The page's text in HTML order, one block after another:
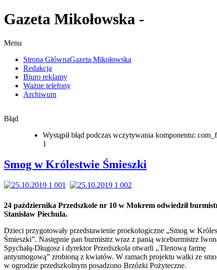
Gazeta Mikołowska -
Menu
Strona GłównaGazeta Mikołowska
Redakcja
Biuro reklamy
Ważne telefony
Archiwum
Błąd
Wystąpił błąd podczas wczytywania komponentu:
1
Smog w Królestwie Śmieszki
24 października Przedszkole nr 10 w Mokrem odwiedził
Stanisław Piechula.
Dzieci przygotowały przedstawienie proekologiczne „Smog w
Śmieszki”. Następnie pan burmistrz wraz z panią wiceburmistrz
Spychałą-Długosz i dyrektor Przedszkola otwarli ,,Tlenową farmę
antysmogową” zrobioną z kwiatów. W ramach projektu walki ze
w ogrodzie przedszkolnym posadzono Brzózki Pożyteczne.